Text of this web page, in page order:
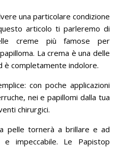
una particolare condizione
articolo ti parleremo di
creme più famose per
La crema è una delle
è completamente indolore.
con poche applicazioni
nei e papillomi dalla tua
chirurgici.
pelle tornerà a brillare e ad
impeccabile. Le Papistop